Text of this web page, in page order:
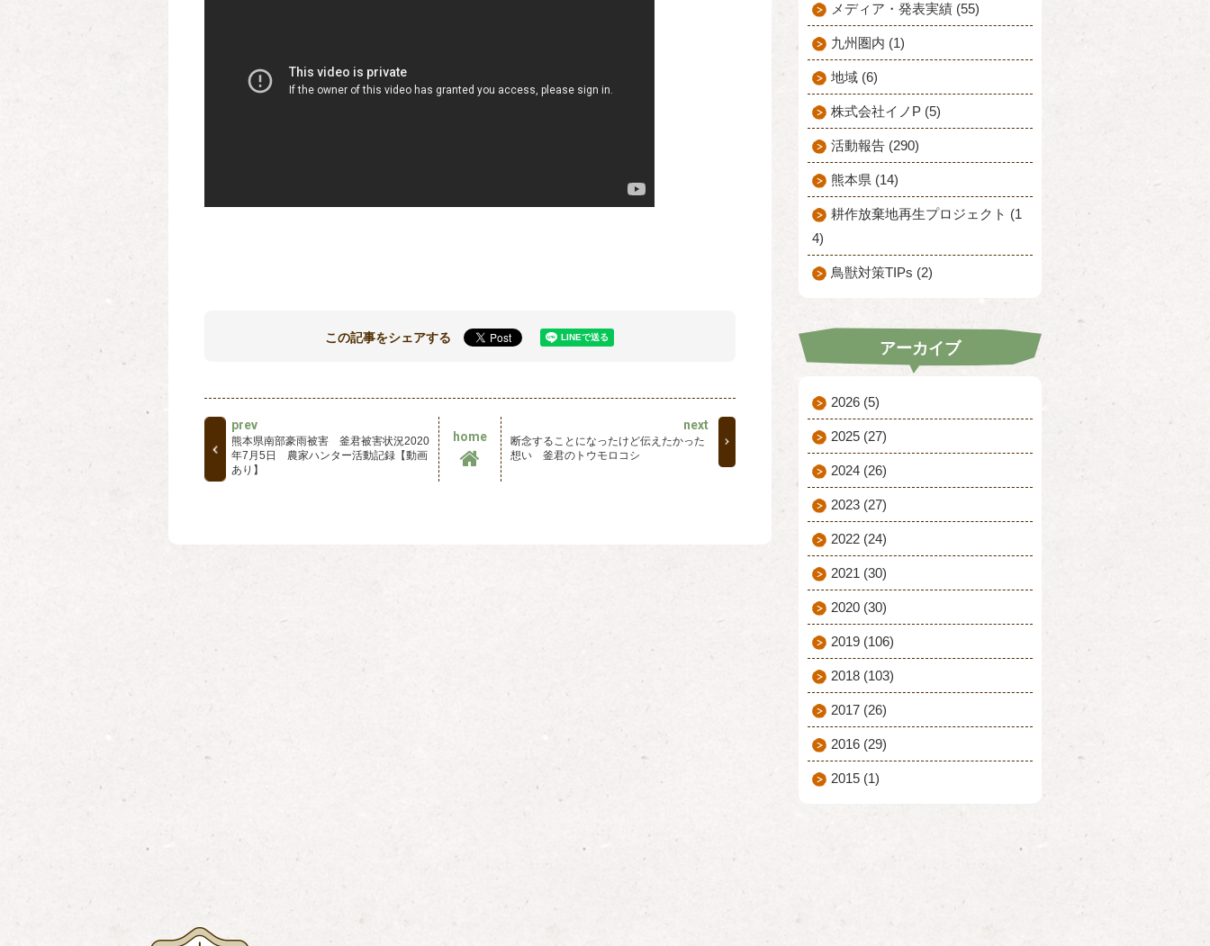
この記事をシェアする
prev
熊本県南部豪雨被害 釜君被害状況2020
年7月5日 農家ハンター活動記録【動画
あり】
home
next
断念することになったけど伝えたかった
想い 釜君のトウモロコシ
メディア・発表実績 (55)
九州圏内 (1)
地域 (6)
株式会社イノP (5)
活動報告 (290)
熊本県 (14)
耕作放棄地再生プロジェクト (1
4)
鳥獣対策TIPs (2)
アーカイブ
2026 (5)
2025 (27)
2024 (26)
2023 (27)
2022 (24)
2021 (30)
2020 (30)
2019 (106)
2018 (103)
2017 (26)
2016 (29)
2015 (1)